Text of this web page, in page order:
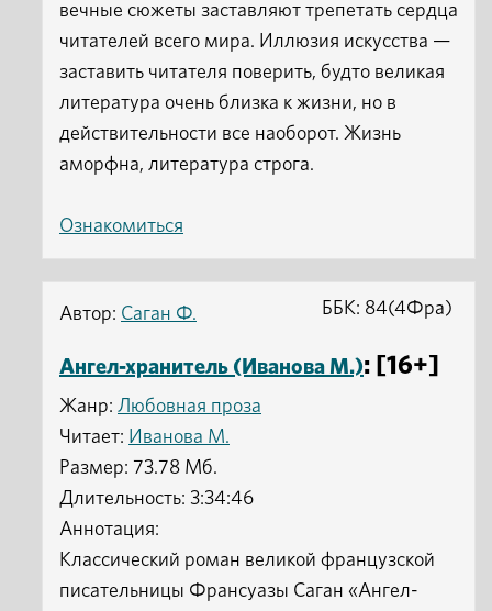
вечные сюжеты заставляют трепетать сердца
читателей всего мира. Иллюзия искусства —
заставить читателя поверить, будто великая
литература очень близка к жизни, но в
действительности все наоборот. Жизнь
аморфна, литература строга.
Ознакомиться
Автор: Саган Ф.
Ангел-хранитель (Иванова М.): [16+]
Жанр: Любовная проза
Читает: Иванова М.
ББК: 84(4Фра)
Размер: 73.78 Мб.
Длительность: 3:34:46
Аннотация:
Классический роман великой французской
писательницы Франсуазы Саган «Ангел-